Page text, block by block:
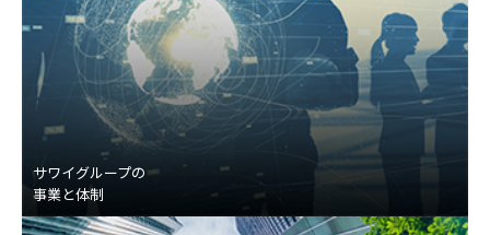
サワイグループの
事業と体制